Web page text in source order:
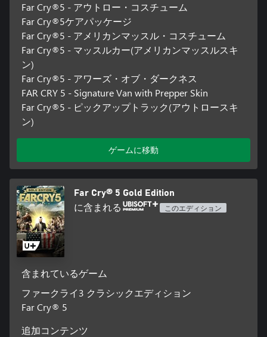
Far Cry®5 - アウトロー・コスチューム
Far Cry®5ケアパッケージ
Far Cry®5 - アメリカンマッスル・コスチューム
Far Cry®5 - マッスルカー(アメリカンマッスルスキ
ン)
Far Cry®5 - アワーズ・オブ・ダークネス
FAR CRY 5 - Signature Van with Prepper Skin
Far Cry®5 - ピックアップトラック(アウトロースキ
ン)
ゲームに移動
Far Cry® 5 Gold Edition
に含まれる このエディション
含まれているゲーム
ファークライ3 クラシックエディション
Far Cry® 5
追加コンテンツ